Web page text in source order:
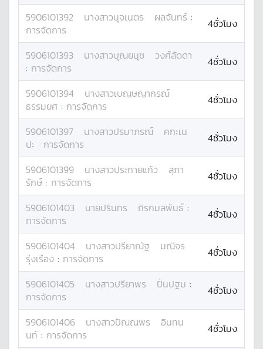
5906101392 นางสาวนุจเนตร ผลจันทร์ :
การจัดการ
4ชั่วโมง
5906101393 นางสาวบุณยนุช
วงศ์ลัดดา
: การจัดการ 4ชั่วโมง
5906101394 นางสาวเบญษญากรณ์
ธรรมยศ : การจัดการ 4ชั่วโมง
5906101397 นางสาวปรมาภรณ์
คกะเน
ปะ : การจัดการ 4ชั่วโมง
5906101399 นางสาวประกายแก้ว
สุภา
รักษ์ : การจัดการ 4ชั่วโมง
5906101403 นายปรินทร ถิรกมลพันธ์ :
การจัดการ
4ชั่วโมง
5906101404 นางสาวปรียาณัฐ
มณีจร
รุ่งเรือง : การจัดการ 4ชั่วโมง
5906101405 นางสาวปรียาพร ปิ่นปฐม :
การจัดการ
4ชั่วโมง
5906101406 นางสาวปัณณพร
อินทน
นท์ : การจัดการ 4ชั่วโมง